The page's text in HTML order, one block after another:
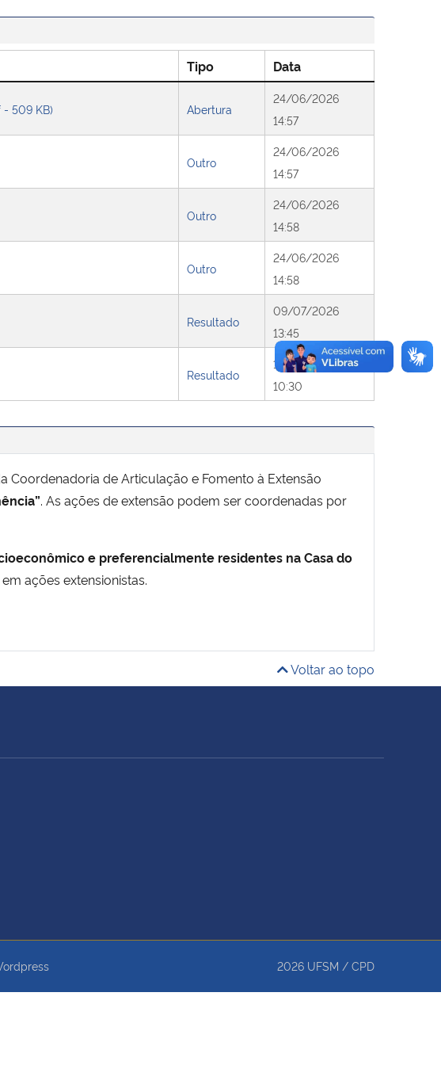
Tipo Data
- 509 KB) Abertura
24/06/2026
14:57
Outro
24/06/2026
14:57
Outro
24/06/2026
14:58
Outro
24/06/2026
14:58
Resultado
09/07/2026
13:45
Resultado
14/07/2026
10:30
Coordenadoria de Articulação e Fomento à Extensão
. As ações de extensão podem ser coordenadas por
e preferencialmente residentes na Casa do
ações extensionistas.
Voltar ao topo
2026 UFSM / CPD